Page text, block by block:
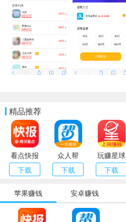
精品推荐
看点快报
下载
众人帮
下载
玩赚星球
下载
苹果赚钱 安卓赚钱